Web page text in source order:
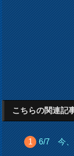
こちらの関連記
6/7 今、